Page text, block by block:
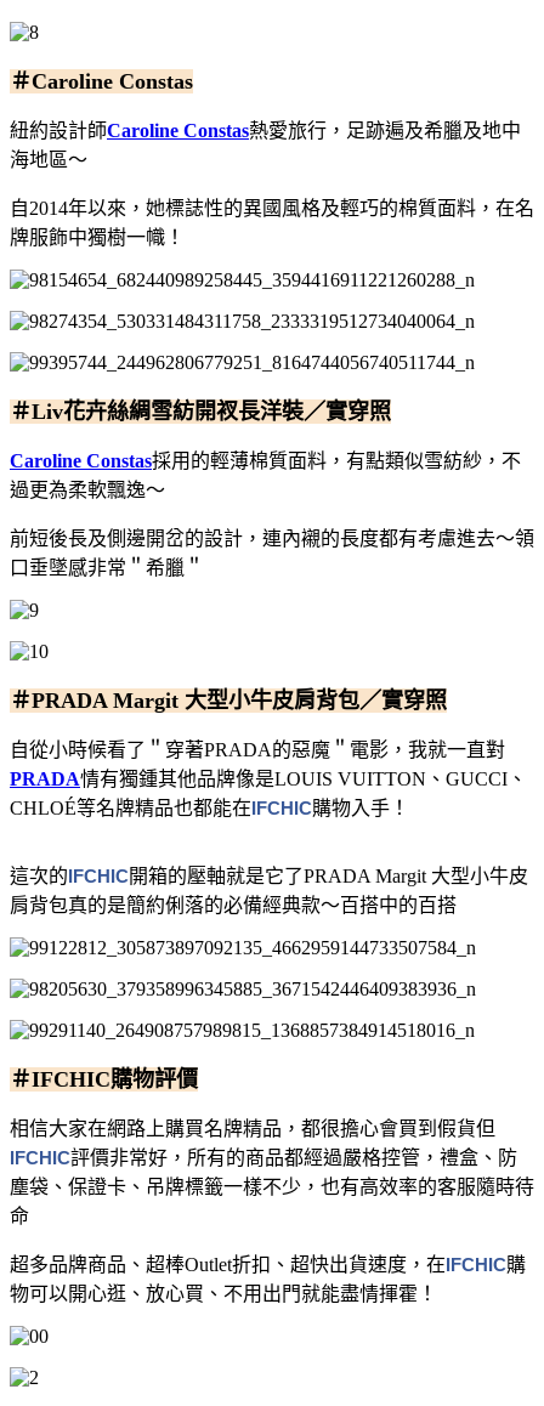
＃Caroline Constas
紐約設計師Caroline Constas熱愛旅行，足跡遍及希臘及地中
海地區～
自2014年以來，她標誌性的異國風格及輕巧的棉質面料，在名
牌服飾中獨樹一幟！
＃Liv花卉絲綢雪紡開衩長洋裝／實穿照
Caroline Constas採用的輕薄棉質面料，有點類似雪紡紗，不
過更為柔軟飄逸～
前短後長及側邊開岔的設計，連內襯的長度都有考慮進去～領
口垂墜感非常＂希臘＂
＃PRADA Margit 大型小牛皮肩背包／實穿照
自從小時候看了＂穿著PRADA的惡魔＂電影，我就一直對
PRADA情有獨鍾其他品牌像是LOUIS VUITTON、GUCCI、
CHLOÉ等名牌精品也都能在IFCHIC購物入手！
這次的IFCHIC開箱的壓軸就是它了PRADA Margit 大型小牛皮
肩背包真的是簡約俐落的必備經典款～百搭中的百搭
＃IFCHIC購物評價
相信大家在網路上購買名牌精品，都很擔心會買到假貨但
IFCHIC評價非常好，所有的商品都經過嚴格控管，禮盒、防
塵袋、保證卡、吊牌標籤一樣不少，也有高效率的客服隨時待
命
超多品牌商品、超棒Outlet折扣、超快出貨速度，在IFCHIC購
物可以開心逛、放心買、不用出門就能盡情揮霍！